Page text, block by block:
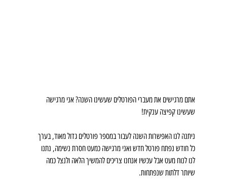
אתם מרגישים את מעברי הפורטלים שעשינו השנה? אני מרגישה
שעשינו קפיצה ענקית!
ניתנה לנו האפשרות השנה לעבור במספר פורטלים גדול מאוד, בערך
כל חודש נפתח פורטל חדש ואני מרגישה כמעט חסרת נשימה, נתנו
לנו לנוח מעט אבל עכשיו אנחנו צריכים להמשיך הלאה ולנצל כמה
שיותר דלתות שנפתחות.